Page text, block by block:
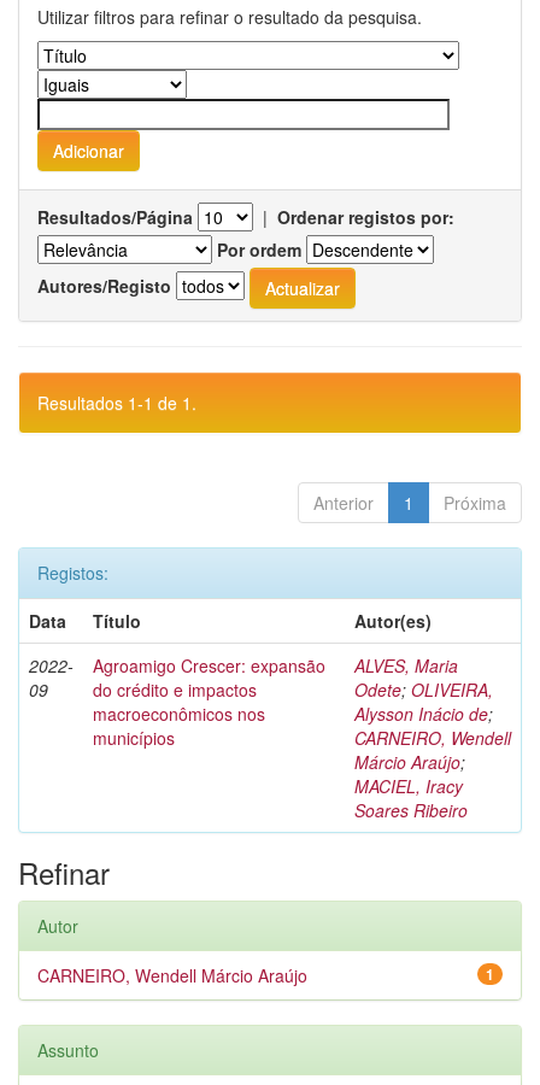
Utilizar filtros para refinar o resultado da pesquisa.
Resultados/Página | Ordenar registos por:
Por ordem
Autores/Registo
Resultados 1-1 de 1.
Anterior 1 Próxima
Registos:
Data
Título
Autor(es)
2022-
09
Agroamigo Crescer: expansão
do crédito e impactos
macroeconômicos nos
municípios
ALVES, Maria
Odete; OLIVEIRA,
Alysson Inácio de;
CARNEIRO, Wendell
Márcio Araújo;
MACIEL, Iracy
Soares Ribeiro
Refinar
Autor
1
CARNEIRO, Wendell Márcio Araújo
Assunto